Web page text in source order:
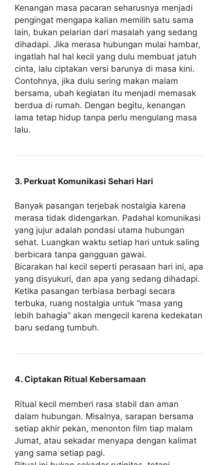
Kenangan masa pacaran seharusnya menjadi
pengingat mengapa kalian memilih satu sama
lain, bukan pelarian dari masalah yang sedang
dihadapi. Jika merasa hubungan mulai hambar,
ingatlah hal hal kecil yang dulu membuat jatuh
cinta, lalu ciptakan versi barunya di masa kini.
Contohnya, jika dulu sering makan malam
bersama, ubah kegiatan itu menjadi memasak
berdua di rumah. Dengan begitu, kenangan
lama tetap hidup tanpa perlu mengulang masa
lalu.
3. Perkuat Komunikasi Sehari Hari
Banyak pasangan terjebak nostalgia karena
merasa tidak didengarkan. Padahal komunikasi
yang jujur adalah pondasi utama hubungan
sehat. Luangkan waktu setiap hari untuk saling
berbicara tanpa gangguan gawai.
Bicarakan hal kecil seperti perasaan hari ini, apa
yang disyukuri, dan apa yang sedang dihadapi.
Ketika pasangan terbiasa berbagi secara
terbuka, ruang nostalgia untuk “masa yang
lebih bahagia” akan mengecil karena kedekatan
baru sedang tumbuh.
4. Ciptakan Ritual Kebersamaan
Ritual kecil memberi rasa stabil dan aman
dalam hubungan. Misalnya, sarapan bersama
setiap akhir pekan, menonton film tiap malam
Jumat, atau sekadar menyapa dengan kalimat
yang sama setiap pagi.